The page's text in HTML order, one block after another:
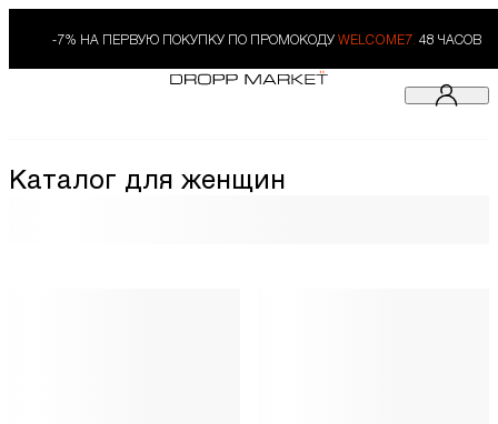
-7% НА ПЕРВУЮ ПОКУПКУ ПО ПРОМОКОДУ WELCOME7. 48 ЧАСОВ
Каталог для женщин